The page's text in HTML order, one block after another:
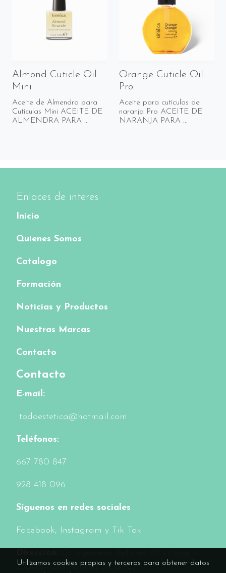
Almond Cuticle Oil
Mini
Aceite de Almendra para
Cutículas Mini ACEITE DE
ALMENDRA PARA ...
Orange Cuticle Oil
Pro
Aceite para cutículas de
naranja Pro ACEITE DE
NARANJA PARA ...
Enlaces de interes
Inicio
Quienes Somos
Catalogo
Formación
Noticias y Productos
Nuestras Marcas
Contacto
Contacto
E-mail:
todoestetica@hotmail.com
Teléfonos:
667 780 847
928 418 096
Síguenos en redes sociales
Facebook, Instagram y Tik Tok
35006 - Las Palmas de G. C.
Utilizamos cookies propias y terceros para obtener datos